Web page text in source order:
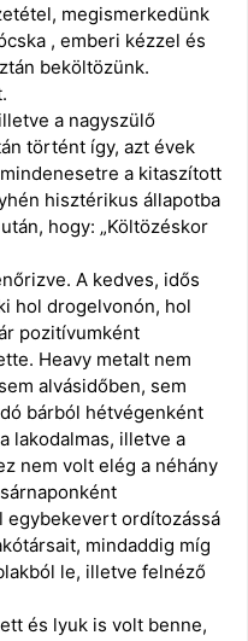
megismerkedünk
, emberi kézzel és
beköltözünk.
a nagyszülő
történt így, azt évek
a kitaszított
hisztérikus állapotba
hogy: „Költözéskor
A kedves, idős
hol drogelvonón, hol
pozitívumként
Heavy metalt nem
alvásidőben, sem
bárból hétvégenként
lakodalmas, illetve a
nem volt elég a néhány
egybekevert ordítozássá
mindaddig míg
le, illetve felnéző
és lyuk is volt benne,